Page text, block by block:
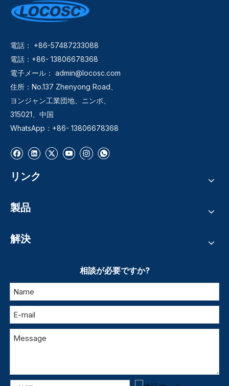
電話： +86-57487233088
電話：+86- 13806678368
電子メール： admin@locosc.com
住所：No.137 Zhenyong Road、
ヨンジャン工業団地、ニンボ、
315021、中国
WhatsApp：+86- 13806678368
リンク
製品
解決
相談が必要ですか?